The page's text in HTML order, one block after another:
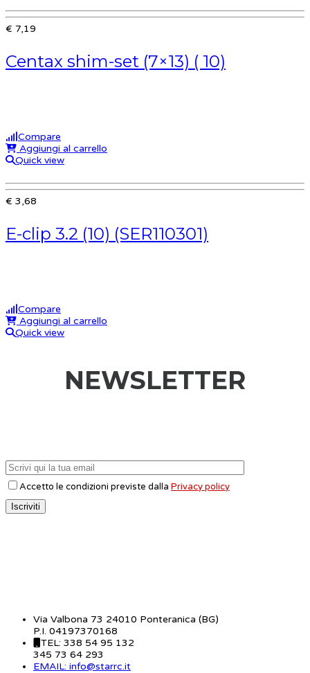
€ 7,19
Centax shim-set (7×13) ( 10)
Compare
Aggiungi al carrello
Quick view
€ 3,68
E-clip 3.2 (10) (SER110301)
Compare
Aggiungi al carrello
Quick view
NEWSLETTER
Accetto le condizioni previste dalla Privacy policy
Via Valbona 73 24010 Ponteranica (BG)
P.I. 04197370168
TEL: 338 54 95 132
345 73 64 293
EMAIL: info@starrc.it